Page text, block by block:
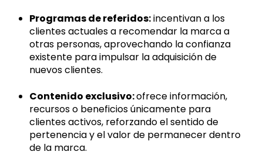
Programas de referidos:incentivan a los
clientes actuales a recomendar la marca a
otras personas, aprovechando la confianza
existente para impulsar la adquisición de
nuevos clientes.
Contenido exclusivo:ofrece información,
recursos o beneficios únicamente para
clientes activos, reforzando el sentido de
pertenencia y el valor de permanecer dentro
de la marca.